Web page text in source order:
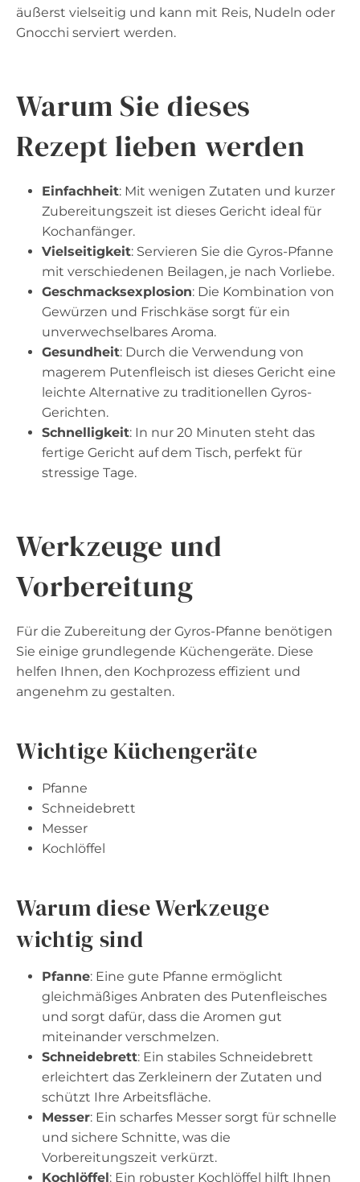
äußerst vielseitig und kann mit Reis, Nudeln oder
Gnocchi serviert werden.
Warum Sie dieses
Rezept lieben werden
Einfachheit: Mit wenigen Zutaten und kurzer
Zubereitungszeit ist dieses Gericht ideal für
Kochanfänger.
Vielseitigkeit: Servieren Sie die Gyros-Pfanne
mit verschiedenen Beilagen, je nach Vorliebe.
Geschmacksexplosion: Die Kombination von
Gewürzen und Frischkäse sorgt für ein
unverwechselbares Aroma.
Gesundheit: Durch die Verwendung von
magerem Putenfleisch ist dieses Gericht eine
leichte Alternative zu traditionellen Gyros-
Gerichten.
Schnelligkeit: In nur 20 Minuten steht das
fertige Gericht auf dem Tisch, perfekt für
stressige Tage.
Werkzeuge und
Vorbereitung
Für die Zubereitung der Gyros-Pfanne benötigen
Sie einige grundlegende Küchengeräte. Diese
helfen Ihnen, den Kochprozess effizient und
angenehm zu gestalten.
Wichtige Küchengeräte
Pfanne
Schneidebrett
Messer
Kochlöffel
Warum diese Werkzeuge
wichtig sind
Pfanne: Eine gute Pfanne ermöglicht
gleichmäßiges Anbraten des Putenfleisches
und sorgt dafür, dass die Aromen gut
miteinander verschmelzen.
Schneidebrett: Ein stabiles Schneidebrett
erleichtert das Zerkleinern der Zutaten und
schützt Ihre Arbeitsfläche.
Messer: Ein scharfes Messer sorgt für schnelle
und sichere Schnitte, was die
Vorbereitungszeit verkürzt.
Kochlöffel: Ein robuster Kochlöffel hilft Ihnen